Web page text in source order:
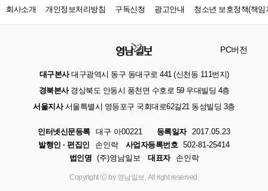
회사소개 개인정보처리방침 구독신청 광고안내 청소년 보호정책(책임
PC버전
대구본사대구광역시 동구 동대구로 441 (신천동 111번지)
경북본사경상북도 안동시 풍천면 수호로 59 우대빌딩 4층
서울지사서울특별시 영등포구 국회대로62길21 동성빌딩 3층
인터넷신문등록 대구 아00221 등록일자
2017.05.23
발행인 · 편집인
손인락 사업자등록번호 502-81-25414
법인명 (주)영남일보 대표자 손인락
Copyright ⓒ by 영남일보, All right reserved.